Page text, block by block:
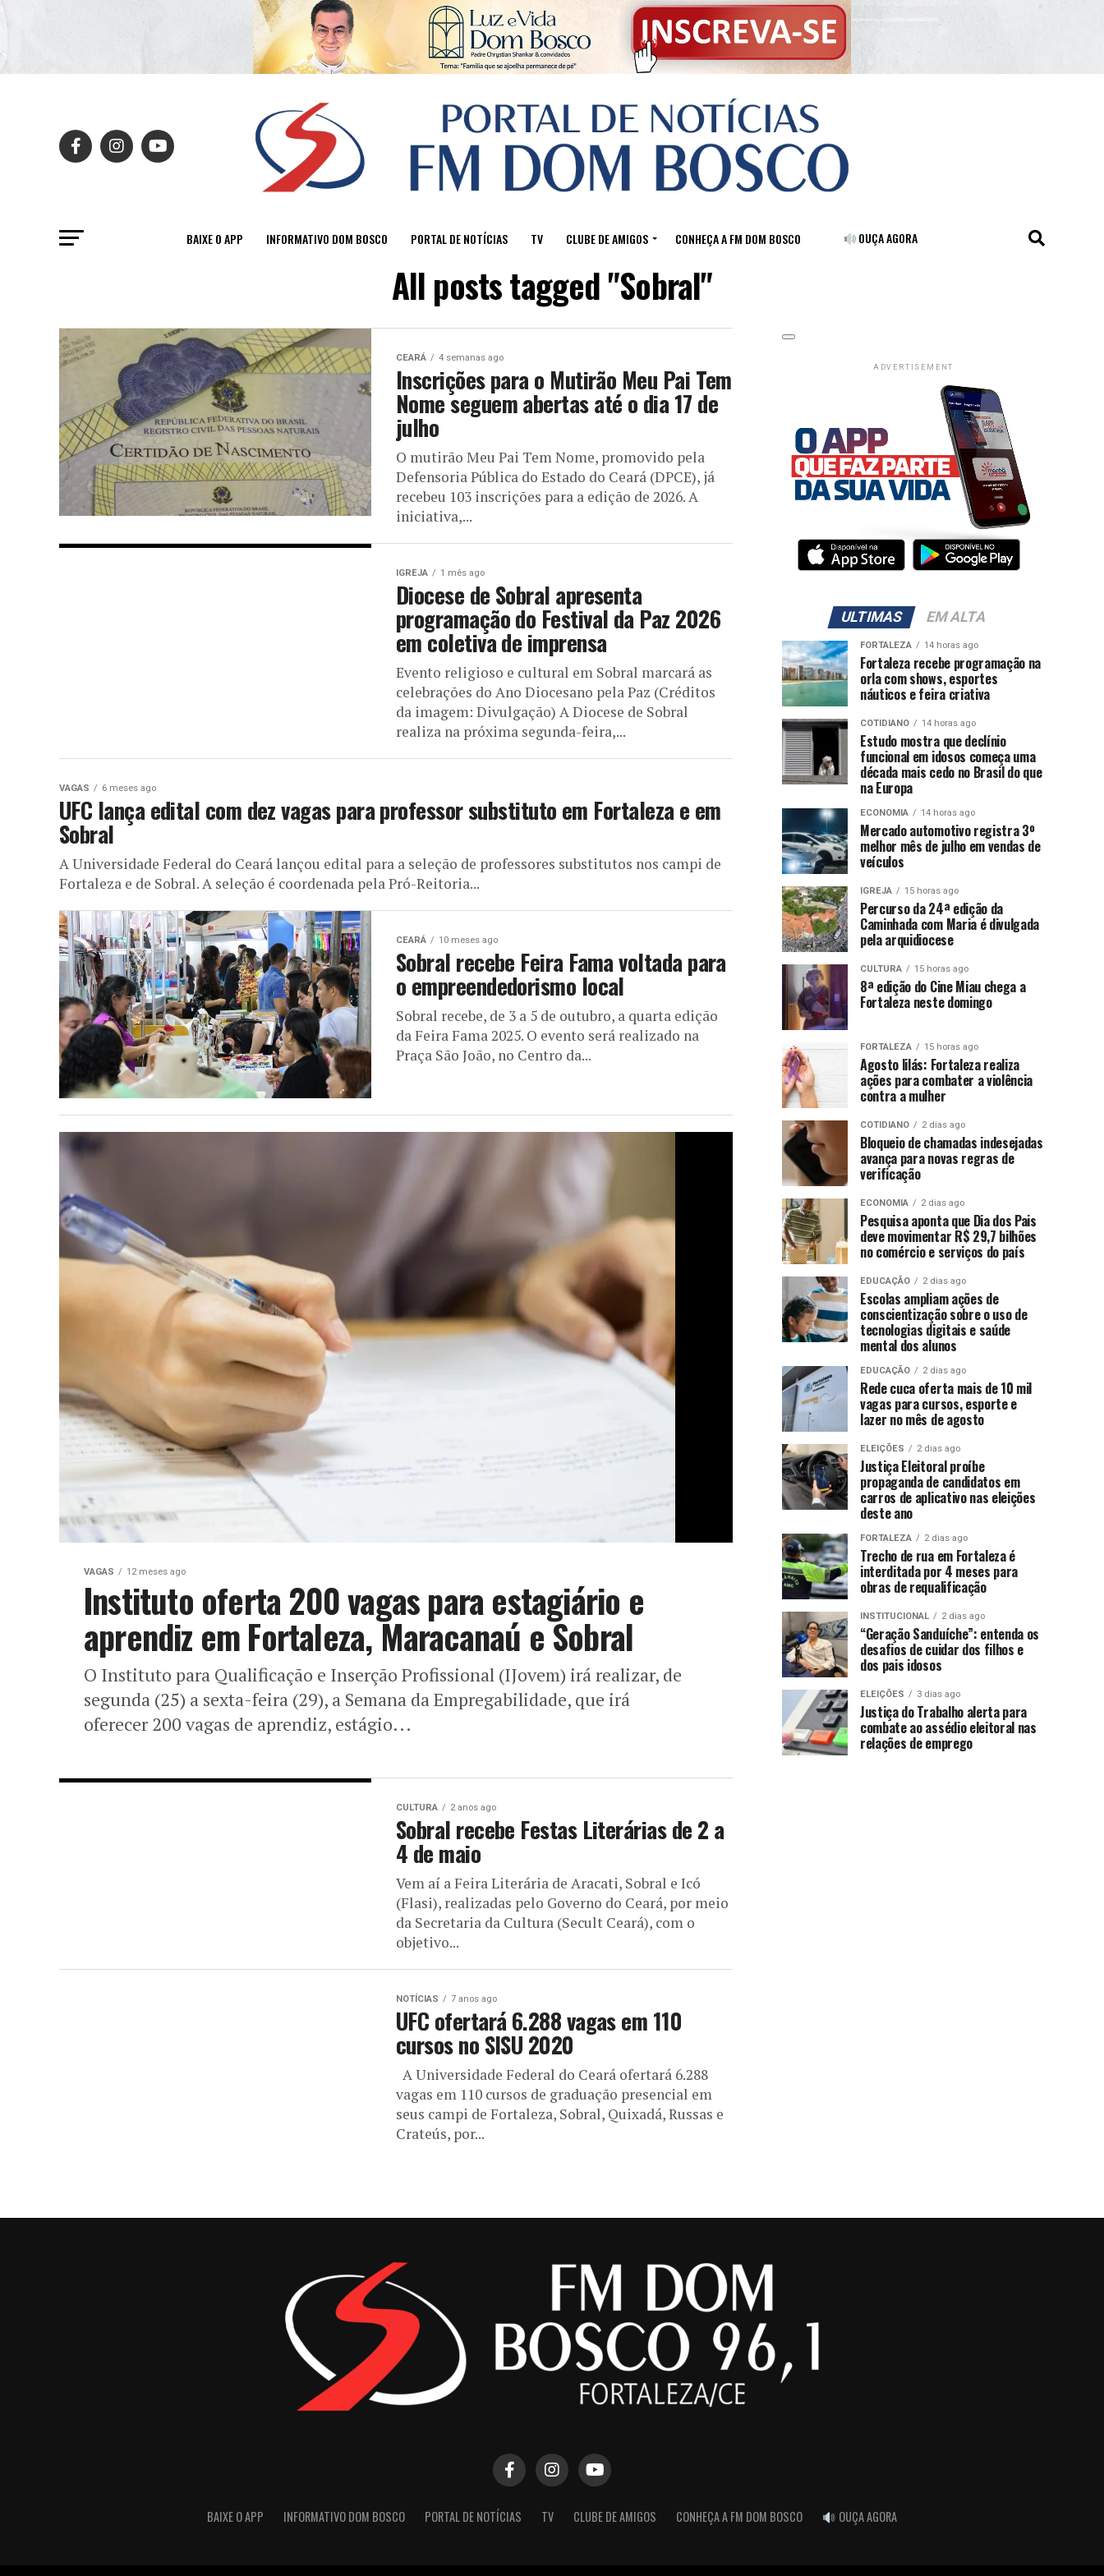
BAIXE O APP INFORMATIVO DOM BOSCO PORTAL DE NOTÍCIAS TV CLUBE DE AMIGOS CONHEÇA A FM DOM BOSCO OUÇA AGORA
All posts tagged "Sobral"
CEARÁ 4 semanas ago
Inscrições para o Mutirão Meu Pai Tem
Nome seguem abertas até o dia 17 de
julho
O mutirão Meu Pai Tem Nome, promovido pela
Defensoria Pública do Estado do Ceará (DPCE), já
recebeu 103 inscrições para a edição de 2026. A
iniciativa,...
IGREJA 1 mês ago
Diocese de Sobral apresenta
programação do Festival da Paz 2026
em coletiva de imprensa
Evento religioso e cultural em Sobral marcará as
celebrações do Ano Diocesano pela Paz (Créditos
da imagem: Divulgação) A Diocese de Sobral
realiza na próxima segunda-feira,...
VAGAS 6 meses ago
UFC lança edital com dez vagas para professor substituto em Fortaleza e em
Sobral
A Universidade Federal do Ceará lançou edital para a seleção de professores substitutos nos campi de
Fortaleza e de Sobral. A seleção é coordenada pela Pró-Reitoria...
CEARÁ 10 meses ago
Sobral recebe Feira Fama voltada para
o empreendedorismo local
Sobral recebe, de 3 a 5 de outubro, a quarta edição
da Feira Fama 2025. O evento será realizado na
Praça São João, no Centro da...
VAGAS 12 meses ago
Instituto oferta 200 vagas para estagiário e
aprendiz em Fortaleza, Maracanaú e Sobral
O Instituto para Qualificação e Inserção Profissional (IJovem) irá realizar, de
segunda (25) a sexta-feira (29), a Semana da Empregabilidade, que irá
oferecer 200 vagas de aprendiz, estágio...
CULTURA 2 anos ago
Sobral recebe Festas Literárias de 2 a
4 de maio
Vem aí a Feira Literária de Aracati, Sobral e Icó
(Flasi), realizadas pelo Governo do Ceará, por meio
da Secretaria da Cultura (Secult Ceará), com o
objetivo...
NOTÍCIAS 7 anos ago
UFC ofertará 6.288 vagas em 110
cursos no SISU 2020
A Universidade Federal do Ceará ofertará 6.288
vagas em 110 cursos de graduação presencial em
seus campi de Fortaleza, Sobral, Quixadá, Russas e
Crateús, por...
ADVERTISEMENT
ULTIMAS EM ALTA
FORTALEZA 14 horas ago
Fortaleza recebe programação na
orla com shows, esportes
náuticos e feira criativa
COTIDIANO 14 horas ago
Estudo mostra que declínio
funcional em idosos começa uma
década mais cedo no Brasil do que
na Europa
ECONOMIA 14 horas ago
Mercado automotivo registra 3º
melhor mês de julho em vendas de
veículos
IGREJA 15 horas ago
Percurso da 24ª edição da
Caminhada com Maria é divulgada
pela arquidiocese
CULTURA 15 horas ago
8ª edição do Cine Miau chega a
Fortaleza neste domingo
FORTALEZA 15 horas ago
Agosto lilás: Fortaleza realiza
ações para combater a violência
contra a mulher
COTIDIANO 2 dias ago
Bloqueio de chamadas indesejadas
avança para novas regras de
verificação
ECONOMIA 2 dias ago
Pesquisa aponta que Dia dos Pais
deve movimentar R$ 29,7 bilhões
no comércio e serviços do país
EDUCAÇÃO 2 dias ago
Escolas ampliam ações de
conscientização sobre o uso de
tecnologias digitais e saúde
mental dos alunos
EDUCAÇÃO 2 dias ago
Rede cuca oferta mais de 10 mil
vagas para cursos, esporte e
lazer no mês de agosto
ELEIÇÕES 2 dias ago
Justiça Eleitoral proíbe
propaganda de candidatos em
carros de aplicativo nas eleições
deste ano
FORTALEZA 2 dias ago
Trecho de rua em Fortaleza é
interditada por 4 meses para
obras de requalificação
INSTITUCIONAL 2 dias ago
“Geração Sanduíche”: entenda os
desafios de cuidar dos filhos e
dos pais idosos
ELEIÇÕES 3 dias ago
Justiça do Trabalho alerta para
combate ao assédio eleitoral nas
relações de emprego
BAIXE O APP INFORMATIVO DOM BOSCO PORTAL DE NOTÍCIAS TV CLUBE DE AMIGOS CONHEÇA A FM DOM BOSCO OUÇA AGORA